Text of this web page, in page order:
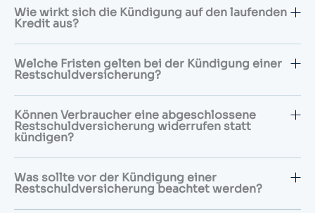
Wie wirkt sich die Kündigung auf den laufenden
Kredit aus?
Welche Fristen gelten bei der Kündigung einer
Restschuldversicherung?
Können Verbraucher eine abgeschlossene
Restschuldversicherung widerrufen statt
kündigen?
Was sollte vor der Kündigung einer
Restschuldversicherung beachtet werden?